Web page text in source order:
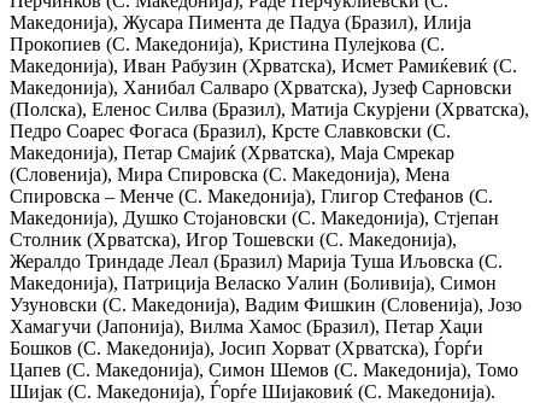
Македонија), Жусара Пимента де Падуа (Бразил), Илија
Прокопиев (С. Македонија), Кристина Пулејкова (С.
Македонија), Иван Рабузин (Хрватска), Исмет Рамиќевиќ (С.
Македонија), Ханибал Салваро (Хрватска), Јузеф Сарновски
(Полска), Еленос Силва (Бразил), Матија Скурјени (Хрватска),
Педро Соарес Фогаса (Бразил), Крсте Славковски (С.
Македонија), Петар Смајиќ (Хрватска), Маја Смрекар
(Словенија), Мира Спировска (С. Македонија), Мена
Спировска – Менче (С. Македонија), Глигор Стефанов (С.
Македонија), Душко Стојановски (С. Македонија), Стјепан
Столник (Хрватска), Игор Тошевски (С. Македонија),
Жералдо Триндаде Леал (Бразил) Марија Туша Иљовска (С.
Македонија), Патриција Веласко Уалин (Боливија), Симон
Узуновски (С. Македонија), Вадим Фишкин (Словенија), Јозо
Хамагучи (Јапонија), Вилма Хамос (Бразил), Петар Хаџи
Бошков (С. Македонија), Јосип Хорват (Хрватска), Ѓорѓи
Цапев (С. Македонија), Симон Шемов (С. Македонија), Томо
Шијак (С. Македонија), Ѓорѓе Шијаковиќ (С. Македонија).